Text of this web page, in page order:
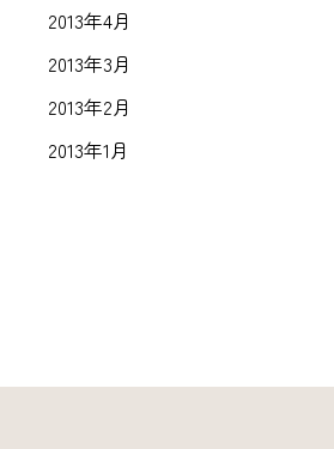
2013年4月
2013年3月
2013年2月
2013年1月